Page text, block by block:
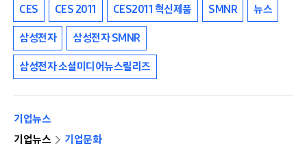
CES CES 2011 CES2011 혁신제품 SMNR 뉴스
삼성전자 삼성전자 SMNR
삼성전자 소셜미디어뉴스릴리즈
기업뉴스
기업뉴스
기업문화